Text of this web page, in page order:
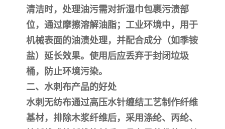
清洁时，处理油污需对折湿巾包裹污渍部
位，通过摩擦溶解油脂；工业环境中，用于
机械表面的油渍处理，并配合成分（如季铵
盐）延长效果。使用后应丢弃于封闭垃圾
桶，防止环境污染。
二、水刺布产品的好处
水刺无纺布通过高压水针缠结工艺制作纤维
基材，排除木浆纤维后，采用涤纶、丙纶、